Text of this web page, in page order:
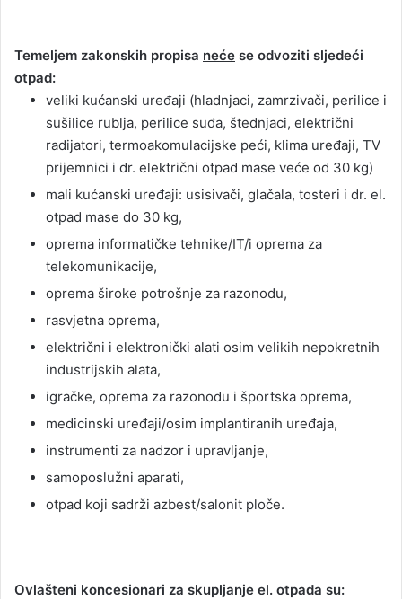
Temeljem zakonskih propisa neće se odvoziti sljedeći
otpad:
veliki kućanski uređaji (hladnjaci, zamrzivači, perilice i
sušilice rublja, perilice suđa, štednjaci, električni
radijatori, termoakomulacijske peći, klima uređaji, TV
prijemnici i dr. električni otpad mase veće od 30 kg)
mali kućanski uređaji: usisivači, glačala, tosteri i dr. el.
otpad mase do 30 kg,
oprema informatičke tehnike/IT/i oprema za
telekomunikacije,
oprema široke potrošnje za razonodu,
rasvjetna oprema,
električni i elektronički alati osim velikih nepokretnih
industrijskih alata,
igračke, oprema za razonodu i športska oprema,
medicinski uređaji/osim implantiranih uređaja,
instrumenti za nadzor i upravljanje,
samoposlužni aparati,
otpad koji sadrži azbest/salonit ploče.
Ovlašteni koncesionari za skupljanje el. otpada su: